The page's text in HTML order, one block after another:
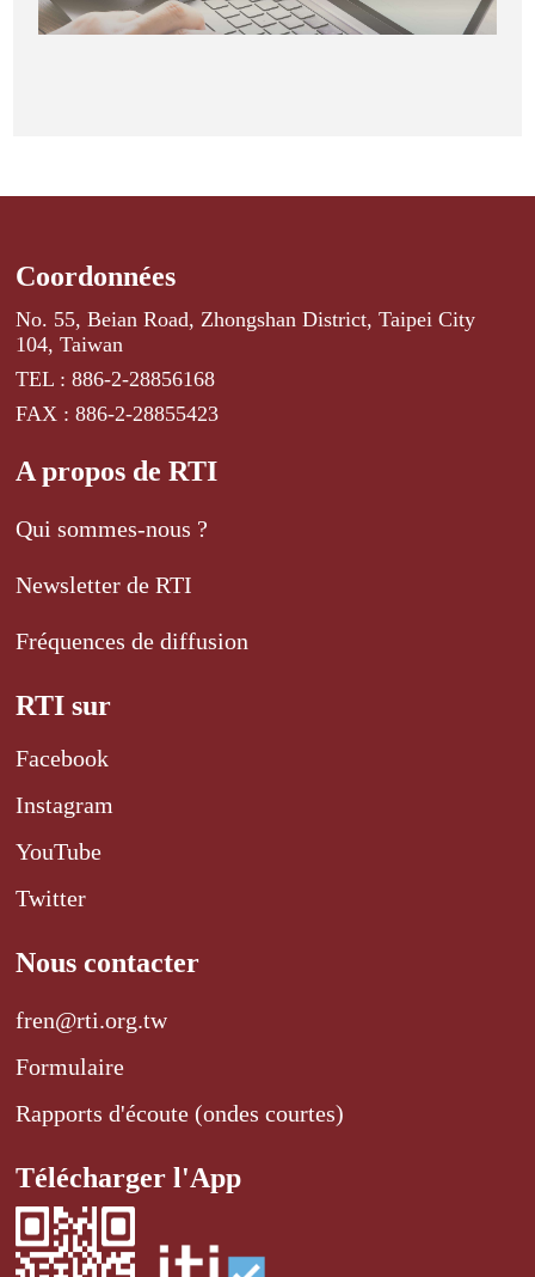
Coordonnées
No. 55, Beian Road, Zhongshan District, Taipei City
104, Taiwan
TEL : 886-2-28856168
FAX : 886-2-28855423
A propos de RTI
Qui sommes-nous ?
Newsletter de RTI
Fréquences de diffusion
RTI sur
Facebook
Instagram
YouTube
Twitter
Nous contacter
fren@rti.org.tw
Formulaire
Rapports d'écoute (ondes courtes)
Télécharger l'App